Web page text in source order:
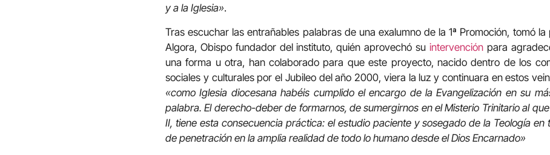
y a la Iglesia».
Tras escuchar las entrañables palabras de una exalumno de la 1ª Promoción, tomó
Algora, Obispo fundador del instituto, quién aprovechó su intervenciónpara
una forma u otra, han colaborado para que este proyecto, nacido dentro de los
sociales y culturales por el Jubileo del año 2000, viera la luz y continuara en estos
«como Iglesia diocesana habéis cumplido el encargo de la Evangelización en su
palabra. El derecho-deber de formarnos, de sumergirnos en el Misterio Trinitario al
II, tiene esta consecuencia práctica: el estudio paciente y sosegado de la Teología en
de penetración en la amplia realidad de todo lo humano desde el Dios Encarnado»